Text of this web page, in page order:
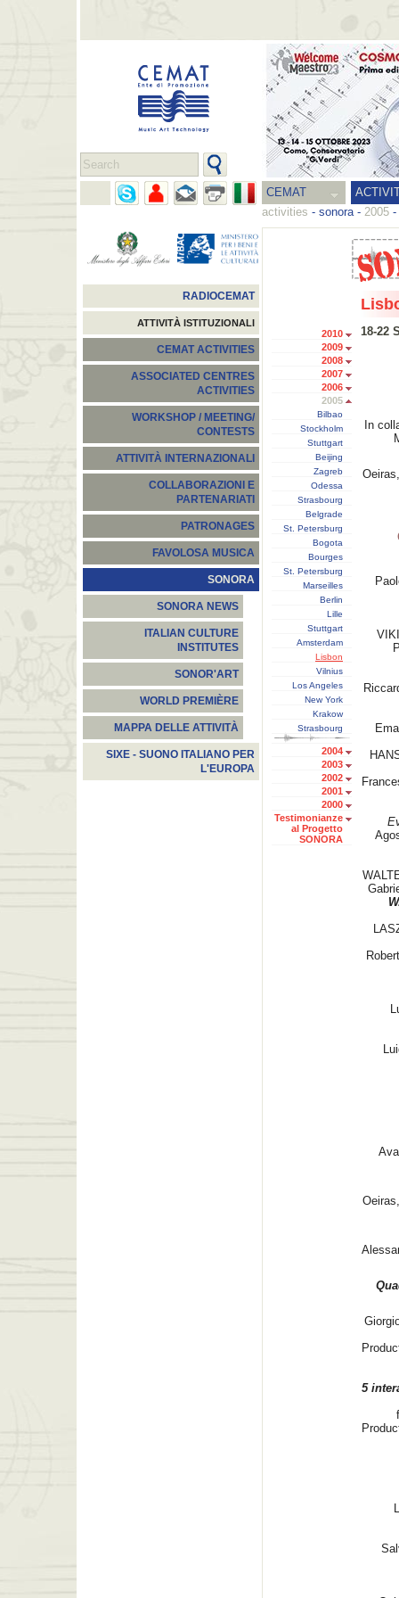
CEMAT
activities - sonora- 2005 -
RADIOCEMAT
ATTIVITÀ ISTITUZIONALI
CEMAT ACTIVITIES
ASSOCIATED CENTRES
ACTIVITIES
WORKSHOP / MEETING/
CONTESTS
ATTIVITÀ INTERNAZIONALI
COLLABORAZIONI E
PARTENARIATI
PATRONAGES
FAVOLOSA MUSICA
SONORA
SONORA NEWS
ITALIAN CULTURE
INSTITUTES
SONOR'ART
WORLD PREMIÈRE
MAPPA DELLE ATTIVITÀ
SIXE - SUONO ITALIANO PER
L'EUROPA
2010
2009
2008
2007
2006
2005
Bilbao
Stockholm
Stuttgart
Beijing
Zagreb
Odessa
Strasbourg
Belgrade
St. Petersburg
Bogota
Bourges
St. Petersburg
Marseilles
Berlin
Lille
Stuttgart
Amsterdam
Lisbon
Vilnius
Los Angeles
New York
Krakow
Strasbourg
2004
2003
2002
2001
2000
Testimonianze
al Progetto
SONORA
18-22
In
5